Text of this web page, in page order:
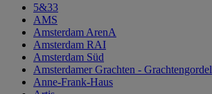
5&33
AMS
Amsterdam ArenA
Amsterdam RAI
Amsterdam Süd
Amsterdamer Grachten - Grachtengordel
Anne-Frank-Haus